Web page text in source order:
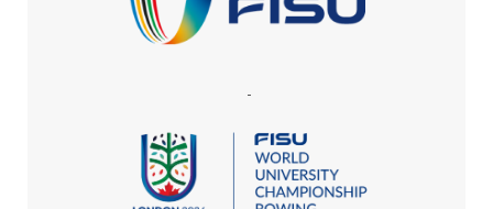
-